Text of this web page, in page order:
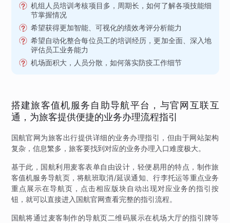
机组人员培训考核项目多，周期长，如何了解各项技能细
节掌握情况
希望获得更加智能、可视化的绩效考评分析能力
希望自动化整合每位员工的培训经历，更加全面、深入地
评估员工业务能力
机场面积大，人员分散，如何落实防疫工作细节
搭建旅客值机服务自助导航平台，与官网互联互
通，为旅客提供便捷的业务办理流程指引
国航官网为旅客出行提供详细的业务办理指引，但由于网站架构
复杂，信息繁多，旅客要找到对应的业务办理入口难度极大。
基于此，国航利用麦客表单自由设计，轻便易用的特点，制作旅
客值机服务导航页，将航班取消/延误通知、行李托运等重点业务
重点展示在导航页，点击相应版块自动出现对应业务的指引按
钮，就可以直接进入国航官网查看完整的指引流程。
国航将通过麦客制作的导航页二维码展示在机场大厅的指引牌等